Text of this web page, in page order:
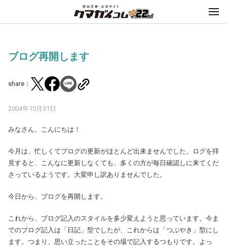
ブログ再開します
share：
2004年10月31日
みなさん、こんにちは！
今月は、忙しくてブログの更新がほとんど出来ませんでした。ログを拝
見すると、こんなに更新しなくても、多くの方が毎日確認しに来てくだ
さっているようです。大変申し訳ありませんでした。
今日から、ブログを再開します。
これから、ブログ記入のスタイルを多少変えようと思っています。今ま
でのブログ記入は「日記」型でしたが、これからは「つぶやき」型にし
ます。つまり、思い立ったことをその場で記入するつもりです。よっ